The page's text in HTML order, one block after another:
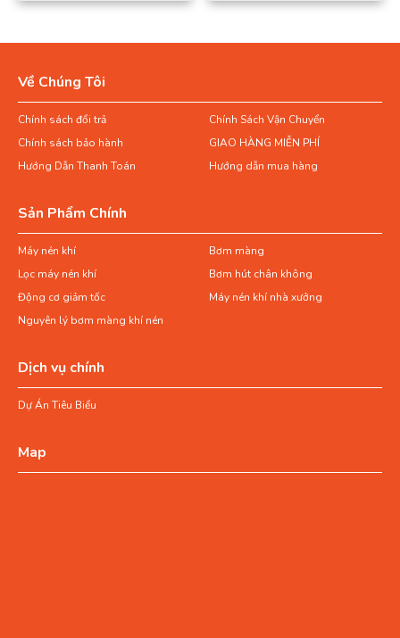
Về Chúng Tôi
Chính sách đổi trả
Chính Sách Vận Chuyển
Chính sách bảo hành
GIAO HÀNG MIỄN PHÍ
Hướng Dẫn Thanh Toán
Hướng dẫn mua hàng
Sản Phẩm Chính
Máy nén khí
Bơm màng
Lọc máy nén khí
Bơm hút chân không
Động cơ giảm tốc
Máy nén khí nhà xưởng
Nguyên lý bơm màng khí nén
Dịch vụ chính
Dự Án Tiêu Biểu
Map